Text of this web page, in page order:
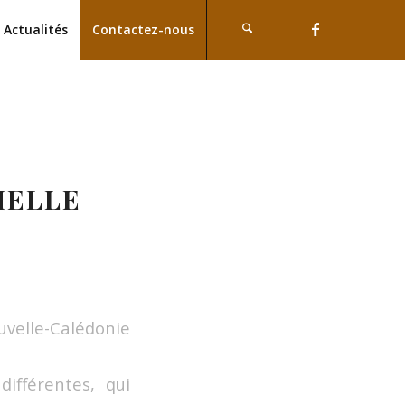
Actualités Contactez-nous
Calédonie
qui